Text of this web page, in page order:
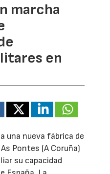
marcha
en
una nueva fábrica de
Pontes (A Coruña)
su capacidad